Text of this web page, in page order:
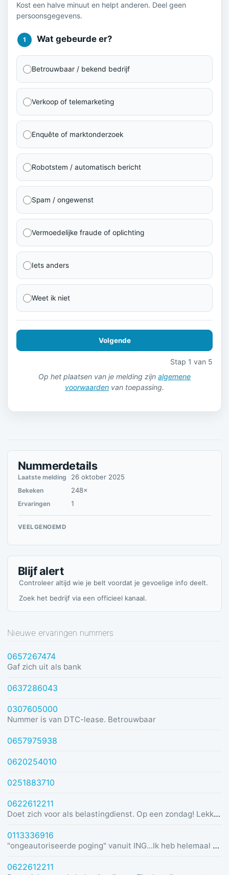
Kost een halve minuut en helpt anderen. Deel geen
persoonsgegevens.
1 Wat gebeurde er?
Betrouwbaar / bekend bedrijf
Verkoop of telemarketing
Enquête of marktonderzoek
Robotstem / automatisch bericht
Spam / ongewenst
Vermoedelijke fraude of oplichting
Iets anders
Weet ik niet
Volgende
Stap 1 van 5
Op het plaatsen van je melding zijn algemene
voorwaarden van toepassing.
Nummerdetails
Laatste melding 26 oktober 2025
Bekeken 248×
Ervaringen 1
VEELGENOEMD
Blijf alert
Controleer altijd wie je belt voordat je gevoelige info deelt.
Zoek het bedrijf via een officieel kanaal.
Nieuwe ervaringen nummers
0657267474
Gaf zich uit als bank
0637286043
0307605000
Nummer is van DTC-lease. Betrouwbaar
0657975938
0620254010
0251883710
0622612211
Doet zich voor als belastingdienst. Op een zondag! Lekker dom
0113336916
"ongeautoriseerde poging" vanuit ING...Ik heb helemaal geen rekening bij ING :)
0622612211